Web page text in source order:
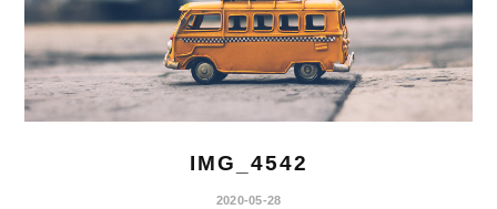
IMG_4542
2020-05-28